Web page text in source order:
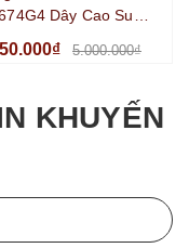
Dây Cao Su
5.000.000₫
KHUYẾN